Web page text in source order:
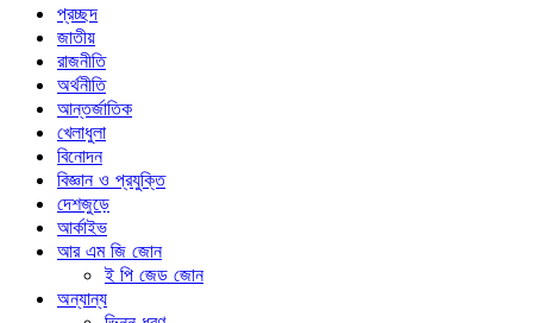
প্রচ্ছদ
জাতীয়
রাজনীতি
অর্থনীতি
আন্তর্জাতিক
খেলাধুলা
বিনোদন
বিজ্ঞান ও প্রযুক্তি
দেশজুড়ে
আর্কাইভ
আর এম জি জোন
ই পি জেড জোন
অন্যান্য